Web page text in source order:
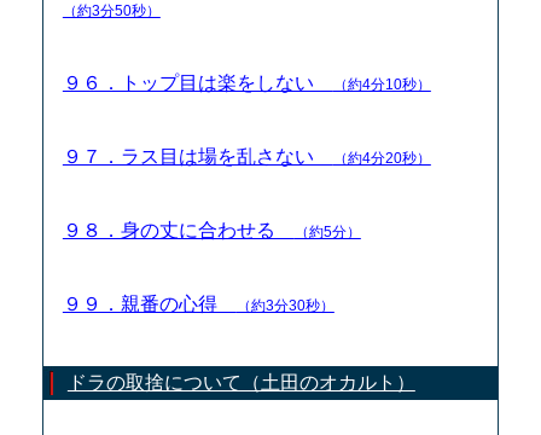
（約3分50秒）
９６．トップ目は楽をしない （約4分10秒）
９７．ラス目は場を乱さない （約4分20秒）
９８．身の丈に合わせる （約5分）
９９．親番の心得 （約3分30秒）
ドラの取捨について（土田のオカルト）